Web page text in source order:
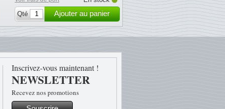
Qté
Ajouter au panier
Inscrivez-vous maintenant !
NEWSLETTER
Recevez nos promotions